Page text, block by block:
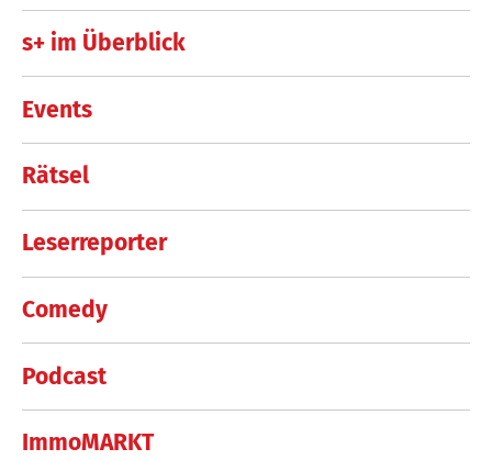
s+ im Überblick
Events
Rätsel
Leserreporter
Comedy
Podcast
ImmoMARKT